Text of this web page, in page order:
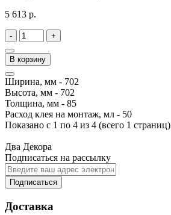
5 613 р.
- +
В корзину
Ширина, мм - 702
Высота, мм - 702
Толщина, мм - 85
Расход клея на монтаж, мл - 50
Показано с 1 по 4 из 4 (всего 1 страниц)
Два Декора
Подписаться на рассылку
Подписаться
Доставка